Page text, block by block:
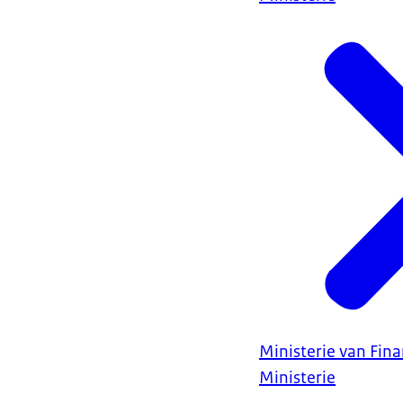
Ministerie van
Ministerie